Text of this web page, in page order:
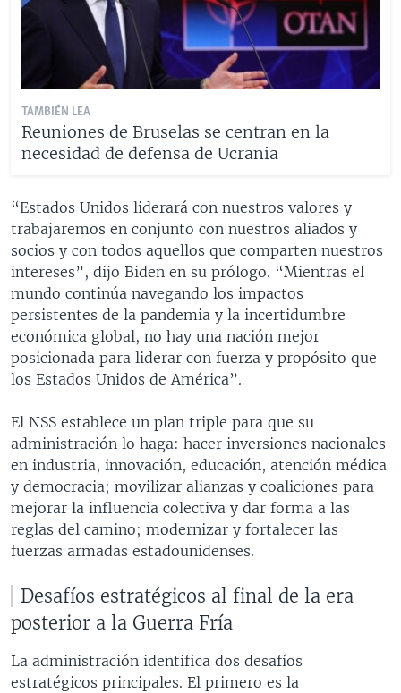
TAMBIÉN LEA
Reuniones de Bruselas se centran en la
necesidad de defensa de Ucrania
“Estados Unidos liderará con nuestros valores y
trabajaremos en conjunto con nuestros aliados y
socios y con todos aquellos que comparten nuestros
intereses”, dijo Biden en su prólogo. “Mientras el
mundo continúa navegando los impactos
persistentes de la pandemia y la incertidumbre
económica global, no hay una nación mejor
posicionada para liderar con fuerza y propósito que
los Estados Unidos de América”.
El NSS establece un plan triple para que su
administración lo haga: hacer inversiones nacionales
en industria, innovación, educación, atención médica
y democracia; movilizar alianzas y coaliciones para
mejorar la influencia colectiva y dar forma a las
reglas del camino; modernizar y fortalecer las
fuerzas armadas estadounidenses.
Desafíos estratégicos al final de la era
posterior a la Guerra Fría
La administración identifica dos desafíos
estratégicos principales. El primero es la